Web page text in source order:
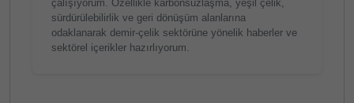
çalışıyorum. Özellikle karbonsuzlaşma, yeşil çelik,
sürdürülebilirlik ve geri dönüşüm alanlarına
odaklanarak demir-çelik sektörüne yönelik haberler ve
sektörel içerikler hazırlıyorum.